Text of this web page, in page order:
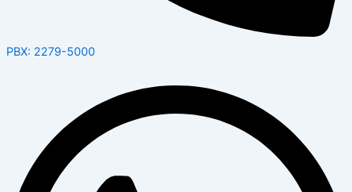
PBX: 2279-5000